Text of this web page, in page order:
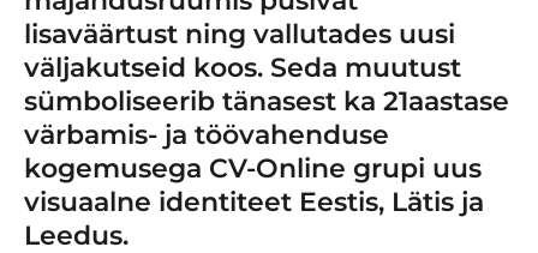
lisaväärtust ning vallutades uusi
väljakutseid koos. Seda muutust
sümboliseerib tänasest ka 21aastase
värbamis- ja töövahenduse
kogemusega CV-Online grupi uus
visuaalne identiteet Eestis, Lätis ja
Leedus.